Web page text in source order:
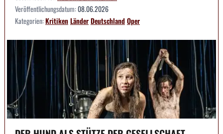
Veröffentlichungsdatum:08.06.2026
Kategorien:KritikenLänderDeutschlandOper